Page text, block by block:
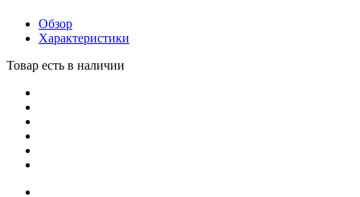
Обзор
Характеристики
Товар есть в наличии